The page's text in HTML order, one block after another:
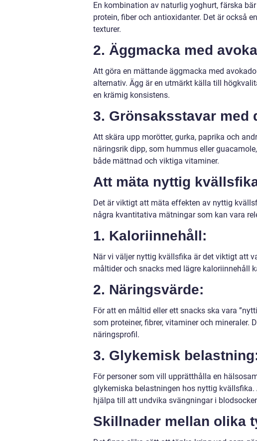
En kombination av naturlig yoghurt, färska
protein, fiber och antioxidanter. Det är också
texturer.
2. Äggmacka med
Att göra en mättande äggmacka med
alternativ. Ägg är en utmärkt källa till
en krämig konsistens.
3. Grönsaksstavar med
Att skära upp morötter, gurka, paprika och
näringsrik dipp, som hummus eller
både mättnad och viktiga vitaminer.
Att mäta nyttig
Det är viktigt att mäta effekten av nyttig
några kvantitativa mätningar som kan vara
1. Kaloriinnehåll:
När vi väljer nyttig kvällsfika är det viktigt att
måltider och snacks med lägre kaloriinnehåll
2. Näringsvärde:
För att en måltid eller ett snacks ska vara
som proteiner, fibrer, vitaminer och mineraler.
näringsprofil.
3. Glykemisk
För personer som vill upprätthålla en
glykemiska belastningen hos nyttig
hjälpa till att undvika svängningar i
Skillnader mellan olika